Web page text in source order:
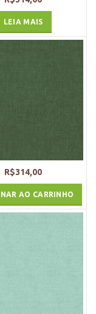
LEIA MAIS
R$314,00
AO CARRINHO